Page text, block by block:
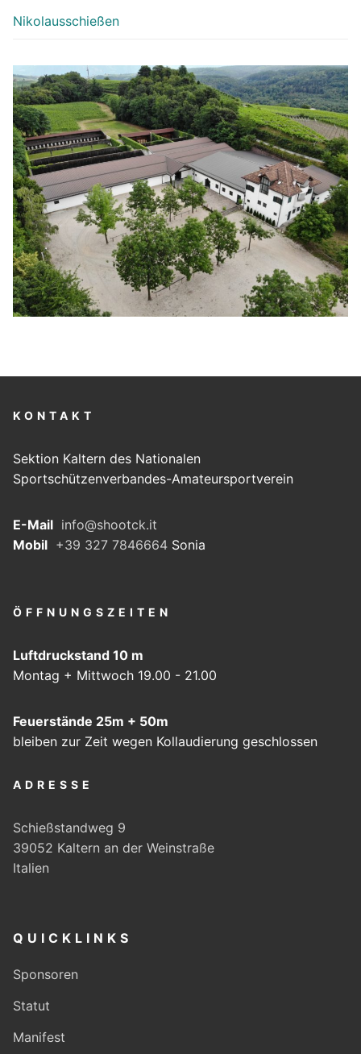
Nikolausschießen
KONTAKT
Sektion Kaltern des Nationalen
Sportschützenverbandes-Amateursportverein
E-Mail info@shootck.it
Mobil +39 327 7846664 Sonia
ÖFFNUNGSZEITEN
Luftdruckstand 10 m
Montag + Mittwoch 19.00 - 21.00
Feuerstände 25m + 50m
bleiben zur Zeit wegen Kollaudierung geschlossen
ADRESSE
Schießstandweg 9
39052 Kaltern an der Weinstraße
Italien
QUICKLINKS
Sponsoren
Statut
Manifest